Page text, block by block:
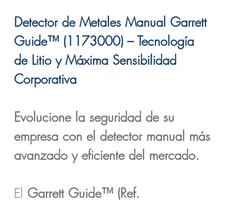
Detector de Metales Manual Garrett
Guide™ (1173000) – Tecnología
de Litio y Máxima Sensibilidad
Corporativa
Evolucione la seguridad de su
empresa con el detector manual más
avanzado y eficiente del mercado.
El Garrett Guide™ (Ref.